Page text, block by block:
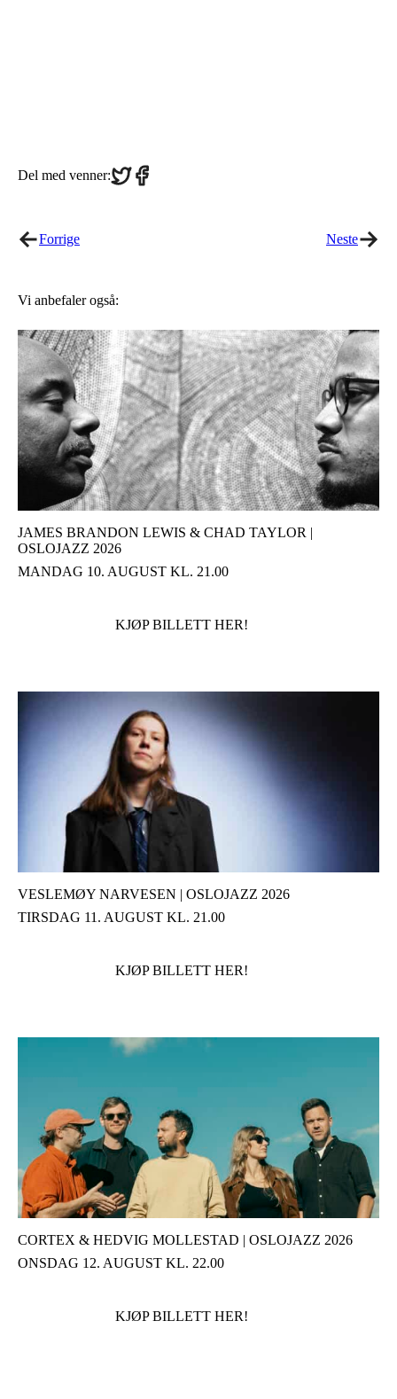
Del med venner:Share
on
Share
on
Forrige Neste
Vi anbefaler også:
JAMES BRANDON LEWIS & CHAD TAYLOR |
OSLOJAZZ 2026
MANDAG 10. AUGUST KL. 21.00
KJØP BILLETT HER!
VESLEMØY NARVESEN | OSLOJAZZ 2026
TIRSDAG 11. AUGUST KL. 21.00
KJØP BILLETT HER!
CORTEX & HEDVIG MOLLESTAD | OSLOJAZZ 2026
ONSDAG 12. AUGUST KL. 22.00
KJØP BILLETT HER!